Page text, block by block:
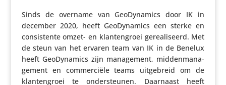
Sinds de overname van GeoDy­na­mics door IK in
december 2020, heeft GeoDy­na­mics een sterke en
consis­tente omzet- en klan­ten­groei gere­a­li­seerd. Met
de steun van het ervaren team van IK in de Benelux
heeft GeoDy­na­mics zijn mana­ge­ment, midden­ma­na­
ge­ment en commer­ciële teams uitge­breid om de
klan­ten­groei te onder­steunen. Daarnaast heeft